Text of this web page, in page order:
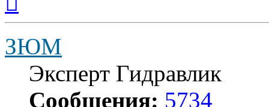
началу
ЗЮМ
Эксперт Гидравлик
Сообщения: 5734